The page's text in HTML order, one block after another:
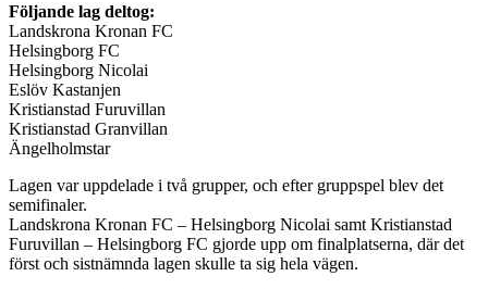
Följande lag deltog:
Landskrona Kronan FC
Helsingborg FC
Helsingborg Nicolai
Eslöv Kastanjen
Kristianstad Furuvillan
Kristianstad Granvillan
Ängelholmstar
Lagen var uppdelade i två grupper, och efter gruppspel blev det
semifinaler.
Landskrona Kronan FC – Helsingborg Nicolai samt Kristianstad
Furuvillan – Helsingborg FC gjorde upp om finalplatserna, där det
först och sistnämnda lagen skulle ta sig hela vägen.